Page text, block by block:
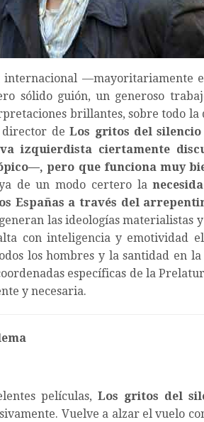
internacional —mayoritariamente
sólido guión, un generoso
brillantes, sobre todo la
director deLos gritos del silencio
izquierdista ciertamente
pero que funciona muy
de un modo certero la
Españas a través del
las ideologías materialistas
con inteligencia y emotividad
los hombres y la santidad en
específicas de la
y necesaria.
películas, Los gritos del
Vuelve a alzar el vuelo